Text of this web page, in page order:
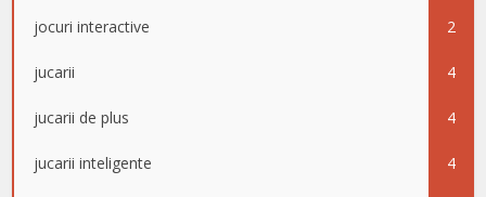
jocuri interactive 2
jucarii 4
jucarii de plus 4
jucarii inteligente 4